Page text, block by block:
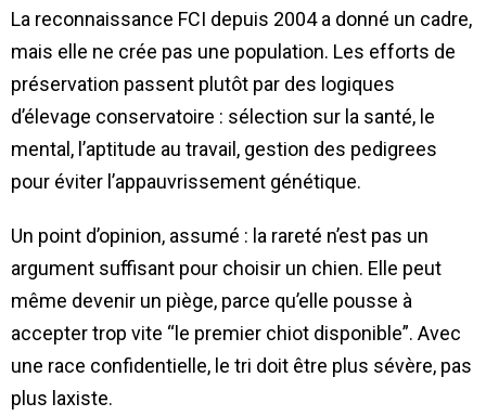
La reconnaissance FCI depuis 2004 a donné un cadre,
mais elle ne crée pas une population. Les efforts de
préservation passent plutôt par des logiques
d’élevage conservatoire : sélection sur la santé, le
mental, l’aptitude au travail, gestion des pedigrees
pour éviter l’appauvrissement génétique.
Un point d’opinion, assumé : la rareté n’est pas un
argument suffisant pour choisir un chien. Elle peut
même devenir un piège, parce qu’elle pousse à
accepter trop vite “le premier chiot disponible”. Avec
une race confidentielle, le tri doit être plus sévère, pas
plus laxiste.